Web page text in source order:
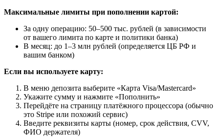
Максимальные лимиты при пополнении картой:
За одну операцию: 50–500 тыс. рублей (в зависимости
от вашего лимита по карте и политики банка)
В месяц: до 1–3 млн рублей (определяется ЦБ РФ и
вашим банком)
Если вы используете карту:
В меню депозита выберите «Карта Visa/Mastercard»
Укажите сумму и нажмите «Пополнить»
Перейдёте на страницу платёжного процессора (обычно
это Stripe или похожий сервис)
Введите реквизиты карты (номер, срок действия, CVV,
ФИО держателя)